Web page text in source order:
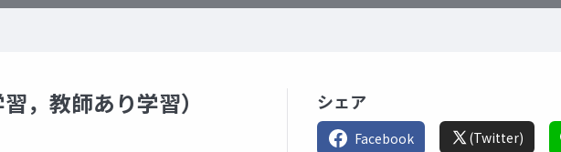
，教師あり学習） シェア
Facebook (Twitter)